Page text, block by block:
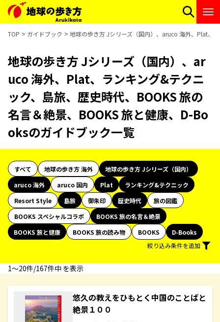
TOP ガイドブック 地球の歩き方 Jシリーズ（国内）、aruco 海外、Plat、
地球の歩き方 Jシリーズ（国内）、ar
uco 海外、Plat、ランキング&テクニ
ック、島旅、歴史時代、BOOKS 旅の
名言＆絶景、BOOKS 旅と健康、D-Bo
oksのガイドブック一覧
すべて 地球の歩き方 海外
地球の歩き方 Jシリーズ（国内）
aruco 海外
aruco 国内 Plat
ランキング&テクニック
Resort Style
島旅 御朱印 歴史時代
旅の図鑑
BOOKS スペシャルコラボ
BOOKS 旅の名言＆絶景
BOOKS 旅と健康
BOOKS 旅の読み物 BOOKS
D-Books
絞り込み条件を追加
1〜20件/167件中 を表示
悠久の教えをひもとく中国のことばと
絶景１００